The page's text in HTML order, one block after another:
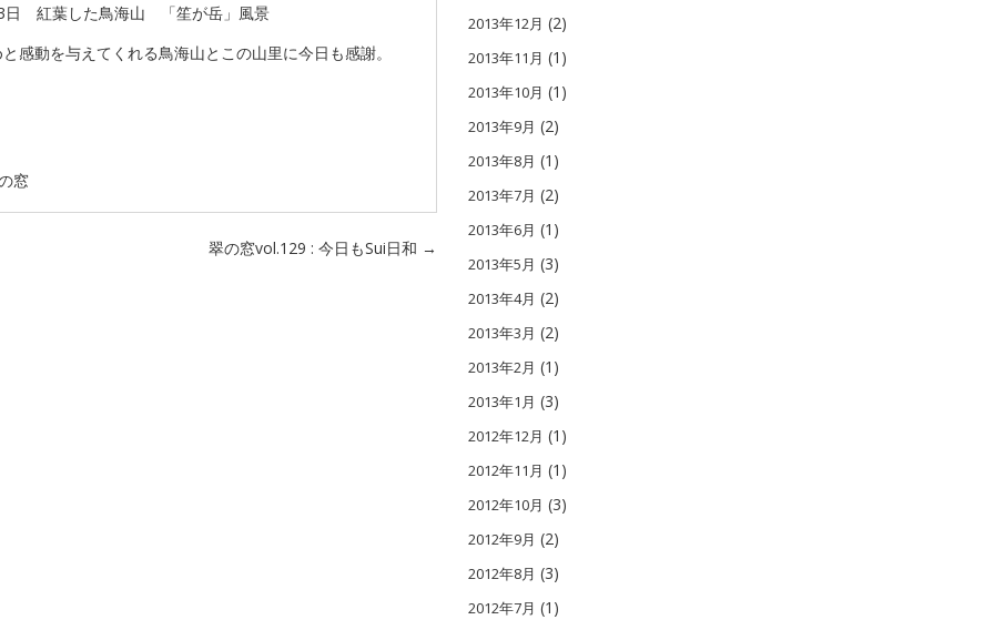
日 紅葉した鳥海山 「笙が岳」風景
感動を与えてくれる鳥海山とこの山里に今日も感謝。
窓
翠の窓vol.129 : 今日もSui日和 →
2013年12月 (2)
2013年11月 (1)
2013年10月 (1)
2013年9月 (2)
2013年8月 (1)
2013年7月 (2)
2013年6月 (1)
2013年5月 (3)
2013年4月 (2)
2013年3月 (2)
2013年2月 (1)
2013年1月 (3)
2012年12月 (1)
2012年11月 (1)
2012年10月 (3)
2012年9月 (2)
2012年8月 (3)
2012年7月 (1)